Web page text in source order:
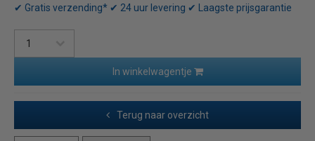
✔ Gratis verzending* ✔ 24 uur levering ✔ Laagste prijsgarantie
In winkelwagentje
Terug naar overzicht